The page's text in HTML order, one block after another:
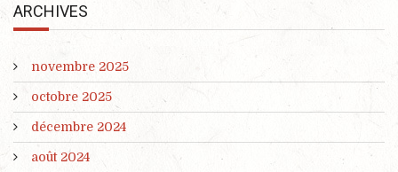
ARCHIVES
novembre 2025
octobre 2025
décembre 2024
août 2024